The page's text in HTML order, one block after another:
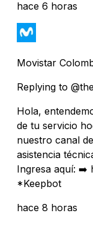
hace 6 horas
Movistar
Replying to
Hola,
de tu servicio
nuestro canal
asistencia
Ingresa aquí: ➡️
*Keepbot
hace 8 horas